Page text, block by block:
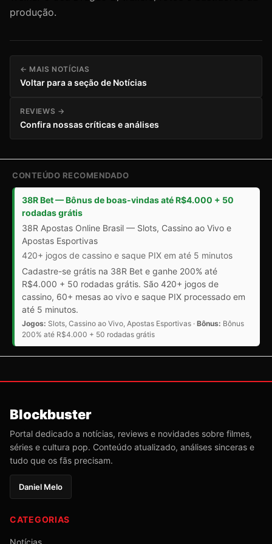
produção.
← MAIS NOTÍCIAS
Voltar para a seção de Notícias
REVIEWS →
Confira nossas críticas e análises
CONTEÚDO RECOMENDADO
38R Bet — Bônus de boas-vindas até R$4.000 + 50
rodadas grátis
38R Apostas Online Brasil — Slots, Cassino ao Vivo e
Apostas Esportivas
420+ jogos de cassino e saque PIX em até 5 minutos
Cadastre-se grátis na 38R Bet e ganhe 200% até
R$4.000 + 50 rodadas grátis. São 420+ jogos de
cassino, 60+ mesas ao vivo e saque PIX processado em
até 5 minutos.
Jogos: Slots, Cassino ao Vivo, Apostas Esportivas · Bônus: Bônus
200% até R$4.000 + 50 rodadas grátis
Blockbuster
Portal dedicado a notícias, reviews e novidades sobre filmes,
séries e cultura pop. Conteúdo atualizado, análises sinceras e
tudo que os fãs precisam.
Daniel Melo
CATEGORIAS
Notícias